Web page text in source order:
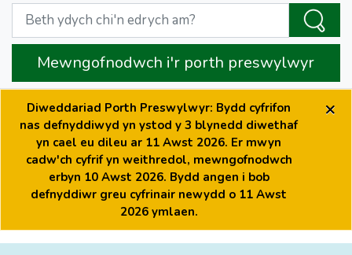
Mewngofnodwch i'r porth preswylwyr
Diweddariad Porth Preswylwyr: Bydd cyfrifon
nas defnyddiwyd yn ystod y 3 blynedd diwethaf
yn cael eu dileu ar 11 Awst 2026. Er mwyn
cadw'ch cyfrif yn weithredol, mewngofnodwch
erbyn 10 Awst 2026. Bydd angen i bob
defnyddiwr greu cyfrinair newydd o 11 Awst
2026 ymlaen.
×